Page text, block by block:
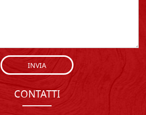
INVIA
CONTATTI